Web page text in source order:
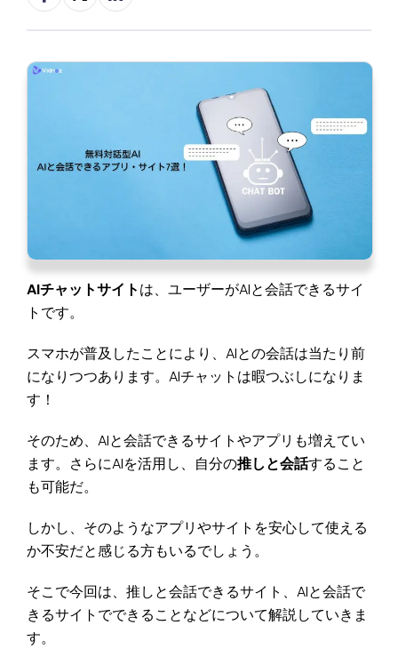
AIチャットサイトは、ユーザーがAIと会話できるサイ
トです。
スマホが普及したことにより、AIとの会話は当たり前
になりつつあります。AIチャットは暇つぶしになりま
す！
そのため、AIと会話できるサイトやアプリも増えてい
ます。さらにAIを活用し、自分の推しと会話すること
も可能だ。
しかし、そのようなアプリやサイトを安心して使える
か不安だと感じる方もいるでしょう。
そこで今回は、推しと会話できるサイト、AIと会話で
きるサイトでできることなどについて解説していきま
す。